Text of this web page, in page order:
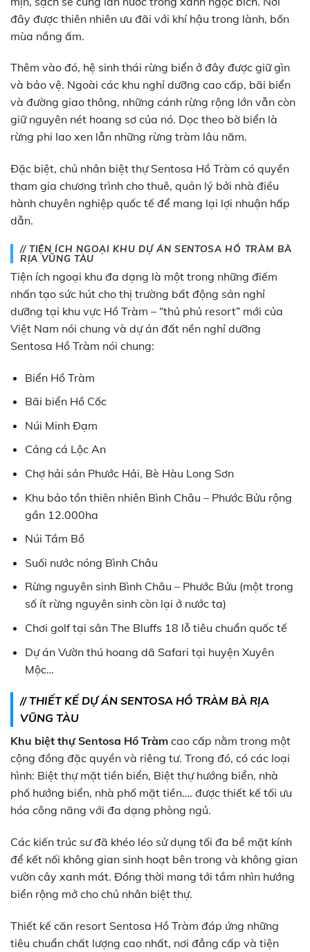
đây được thiên nhiên ưu đãi với khí hậu trong lành, bốn
mùa nắng ấm.
Thêm vào đó, hệ sinh thái rừng biển ở đây được giữ gìn
và bảo vệ. Ngoài các khu nghỉ dưỡng cao cấp, bãi biển
và đường giao thông, những cánh rừng rộng lớn vẫn còn
giữ nguyên nét hoang sơ của nó. Dọc theo bờ biển là
rừng phi lao xen lẫn những rừng tràm lâu năm.
Đặc biệt, chủ nhân biệt thự Sentosa Hồ Tràm có quyền
tham gia chương trình cho thuê, quản lý bởi nhà điều
hành chuyên nghiệp quốc tế để mang lại lợi nhuận hấp
dẫn.
// TIỆN ÍCH NGOẠI KHU DỰ ÁN SENTOSA HỒ TRÀM BÀ
RỊA VŨNG TÀU
Tiện ích ngoại khu đa dạng là một trong những điếm
nhấn tạo sức hút cho thị trường bất động sản nghỉ
dưỡng tại khu vực Hồ Tràm – “thủ phủ resort” mới của
Việt Nam nói chung và dự án đất nền nghỉ dưỡng
Sentosa Hồ Tràm nói chung:
Biển Hồ Tràm
Bãi biển Hồ Cốc
Núi Minh Đạm
Cảng cá Lộc An
Chợ hải sản Phước Hải, Bè Hàu Long Sơn
Khu bảo tồn thiên nhiên Bình Châu – Phước Bửu rộng
gần 12.000ha
Núi Tầm Bồ
Suối nước nóng Bình Châu
Rừng nguyên sinh Bình Châu – Phước Bửu (một trong
số ít rừng nguyên sinh còn lại ở nước ta)
Chơi golf tại sân The Bluffs 18 lỗ tiêu chuẩn quốc tế
Dự án Vườn thú hoang dã Safari tại huyện Xuyên
Mộc…
// THIẾT KẾ DỰ ÁN SENTOSA HỒ TRÀM BÀ RỊA
VŨNG TÀU
Khu biệt thự Sentosa Hồ Tràm cao cấp nằm trong một
cộng đồng đặc quyền và riêng tư. Trong đó, có các loại
hình: Biệt thự mặt tiền biển, Biệt thự hướng biển, nhà
phố hướng biển, nhà phố mặt tiền…. được thiết kế tối ưu
hóa công năng với đa dạng phòng ngủ.
Các kiến trúc sư đã khéo léo sử dụng tối đa bề mặt kính
để kết nối không gian sinh hoạt bên trong và không gian
vườn cây xanh mát. Đồng thời mang tới tầm nhìn hướng
biển rộng mở cho chủ nhân biệt thự.
Thiết kế căn resort Sentosa Hồ Tràm đáp ứng những
tiêu chuẩn chất lượng cao nhất, nơi đẳng cấp và tiện